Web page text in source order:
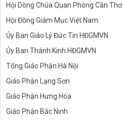
Hội Dòng Chúa Quan Phòng Cần Thơ
Hội Đồng Giám Mục Việt Nam
Ủy Ban Giáo Lý Đức Tin HĐGMVN
Ủy Ban Thánh Kinh HĐGMVN
Tổng Giáo Phận Hà Nội
Giáo Phận Lạng Sơn
Giáo Phận Hưng Hóa
Giáo Phận Bắc Ninh